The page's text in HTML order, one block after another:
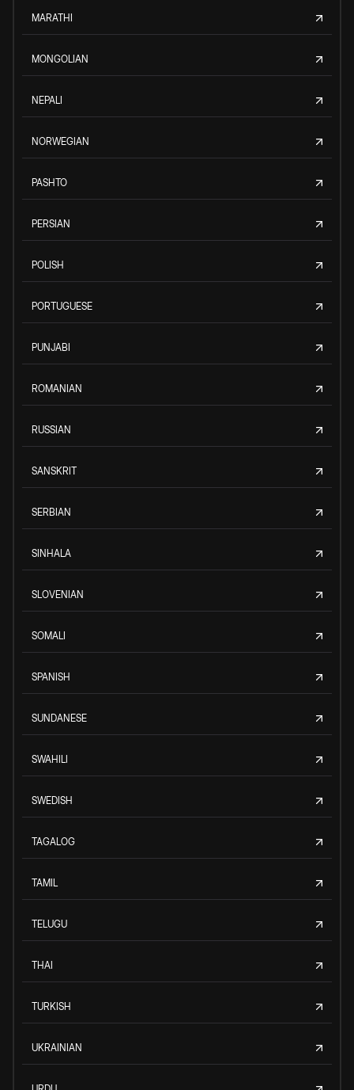
MARATHI
MONGOLIAN
NEPALI
NORWEGIAN
PASHTO
PERSIAN
POLISH
PORTUGUESE
PUNJABI
ROMANIAN
RUSSIAN
SANSKRIT
SERBIAN
SINHALA
SLOVENIAN
SOMALI
SPANISH
SUNDANESE
SWAHILI
SWEDISH
TAGALOG
TAMIL
TELUGU
THAI
TURKISH
UKRAINIAN